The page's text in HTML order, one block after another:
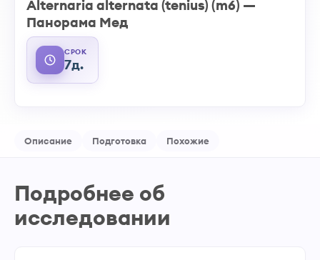
Alternaria alternata (tenius) (m6) —
Панорама Мед
СРОК
7д.
Описание Подготовка Похожие
Подробнее об
исследовании